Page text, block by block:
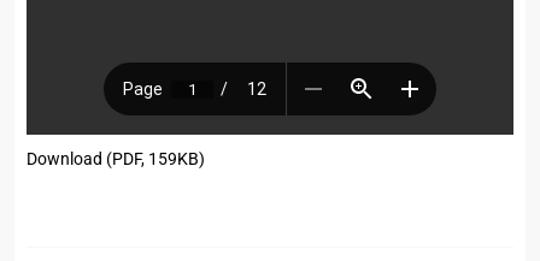
Download (PDF, 159KB)